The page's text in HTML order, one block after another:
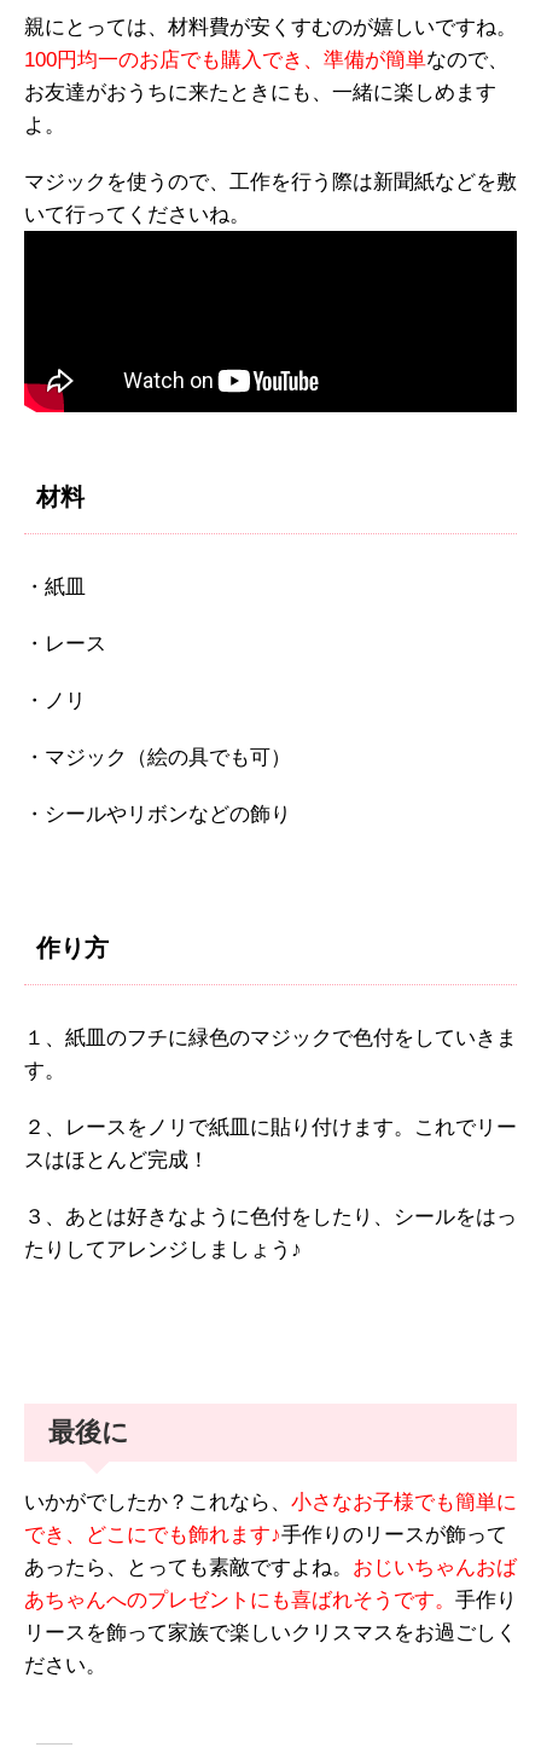
親にとっては、材料費が安くすむのが嬉しいですね。
100円均一のお店でも購入でき、準備が簡単なので、
お友達がおうちに来たときにも、一緒に楽しめます
よ。
マジックを使うので、工作を行う際は新聞紙などを敷
いて行ってくださいね。
材料
・紙皿
・レース
・ノリ
・マジック（絵の具でも可）
・シールやリボンなどの飾り
作り方
１、紙皿のフチに緑色のマジックで色付をしていきま
す。
２、レースをノリで紙皿に貼り付けます。これでリー
スはほとんど完成！
３、あとは好きなように色付をしたり、シールをはっ
たりしてアレンジしましょう♪
最後に
いかがでしたか？これなら、 小さなお子様でも簡単に
でき、どこにでも飾れます♪手作りのリースが飾って
あったら、とっても素敵ですよね。 おじいちゃんおば
あちゃんへのプレゼントにも喜ばれそうです。 手作り
リースを飾って家族で楽しいクリスマスをお過ごしく
ださい。